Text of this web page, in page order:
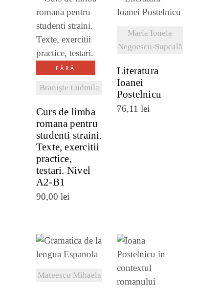
FĂRĂ
STOC
Branişte Ludmila
DETALII
Curs de limba
romana pentru
studenti straini.
Texte, exercitii
practice,
testari. Nivel
A2-B1
90,00 lei
Maria Ionela
Negoescu-Șupeală
VEZI
DETALII
Literatura
Ioanei
Postelnicu
76,11 lei
Mateescu Mihaela